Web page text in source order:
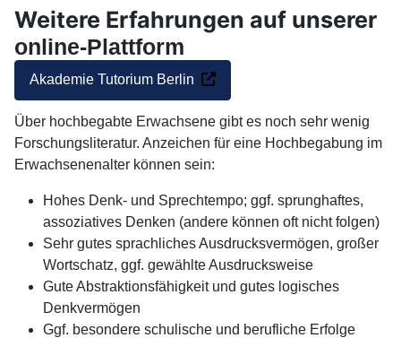
Weitere Erfahrungen auf unserer
online-Plattform
Akademie Tutorium Berlin
Über hochbegabte Erwachsene gibt es noch sehr wenig
Forschungsliteratur. Anzeichen für eine Hochbegabung im
Erwachsenenalter können sein:
Hohes Denk- und Sprechtempo; ggf. sprunghaftes,
assoziatives Denken (andere können oft nicht folgen)
Sehr gutes sprachliches Ausdrucksvermögen, großer
Wortschatz, ggf. gewählte Ausdrucksweise
Gute Abstraktionsfähigkeit und gutes logisches
Denkvermögen
Ggf. besondere schulische und berufliche Erfolge